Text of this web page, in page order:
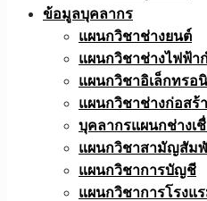
ข้อมูลบุคลากร
แผนกวิชาช่างยนต์
แผนกวิชาช่างไฟฟ้า
แผนกวิชาอิเล็กทรอ
แผนกวิชาช่างก่อสร้
บุคลากรแผนกช่างเ
แผนกวิชาสามัญสัม
แผนกวิชาการบัญชี
แผนกวิชาการโรงแ